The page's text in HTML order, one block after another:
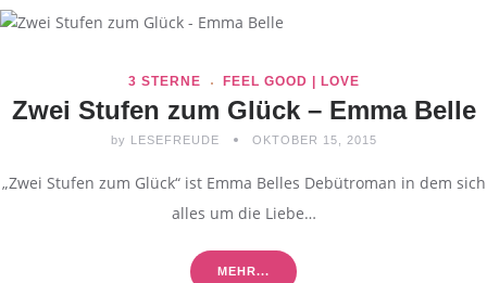
3 STERNE FEEL GOOD | LOVE
Zwei Stufen zum Glück – Emma Belle
by LESEFREUDE OKTOBER 15, 2015
„Zwei Stufen zum Glück“ ist Emma Belles Debütroman in dem sich
alles um die Liebe…
MEHR...